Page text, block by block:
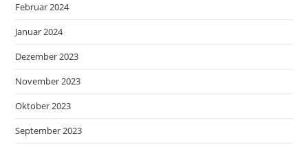
Februar 2024
Januar 2024
Dezember 2023
November 2023
Oktober 2023
September 2023